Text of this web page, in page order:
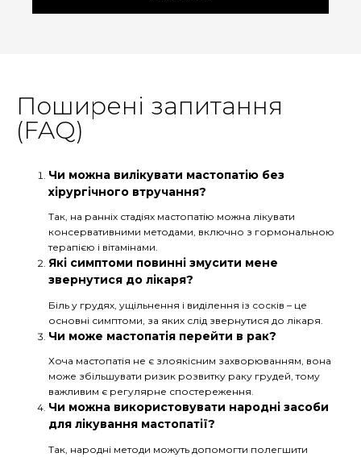
Поширені запитання
(FAQ)
Чи можна вилікувати мастопатію без
хірургічного втручання?
Так, на ранніх стадіях мастопатію можна лікувати
консервативними методами, включно з гормональною
терапією і вітамінами.
Які симптоми повинні змусити мене
звернутися до лікаря?
Біль у грудях, ущільнення і виділення із сосків – це
основні симптоми, за яких слід звернутися до лікаря.
Чи може мастопатія перейти в рак?
Хоча мастопатія не є злоякісним захворюванням, вона
може збільшувати ризик розвитку раку грудей, тому
важливим є регулярне спостереження.
Чи можна використовувати народні засоби
для лікування мастопатії?
Так, народні методи можуть допомогти полегшити